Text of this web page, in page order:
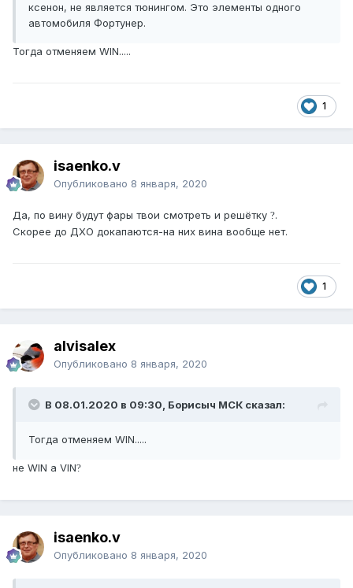
ксенон, не является тюнингом. Это элементы одного
автомобиля Фортунер.
Тогда отменяем WIN.....
1
isaenko.v
Опубликовано 8 января, 2020
Да, по вину будут фары твои смотреть и решётку ?.
Скорее до ДХО докапаются-на них вина вообще нет.
1
alvisalex
Опубликовано 8 января, 2020
В 08.01.2020 в 09:30, Борисыч МСК сказал:
Тогда отменяем WIN.....
не WIN а VIN?
isaenko.v
Опубликовано 8 января, 2020